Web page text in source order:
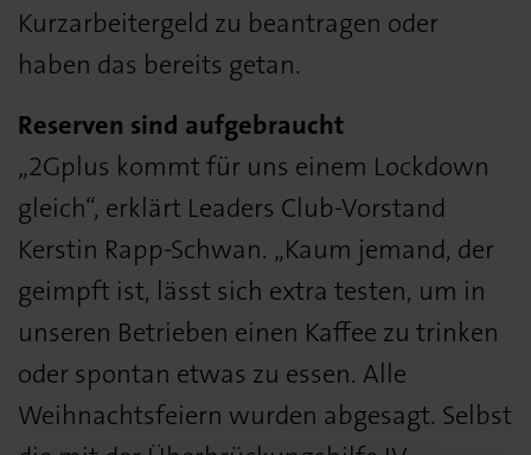
Kurzarbeitergeld zu beantragen oder
haben das bereits getan.
Reserven sind aufgebraucht
„2Gplus kommt für uns einem Lockdown
gleich“, erklärt Leaders Club-Vorstand
Kerstin Rapp-Schwan. „Kaum jemand, der
geimpft ist, lässt sich extra testen, um in
unseren Betrieben einen Kaffee zu trinken
oder spontan etwas zu essen. Alle
Weihnachtsfeiern wurden abgesagt. Selbst